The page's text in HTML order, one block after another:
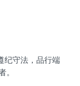
纪守法，品行端
。